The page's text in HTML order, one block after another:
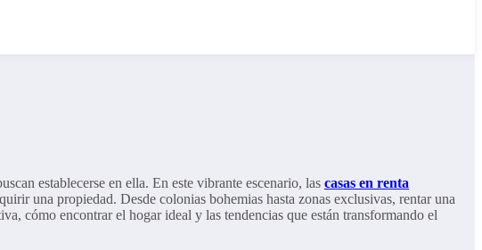
establecerse en ella. En este vibrante escenario, las casas en renta
una propiedad. Desde colonias bohemias hasta zonas exclusivas, rentar una
cómo encontrar el hogar ideal y las tendencias que están transformando el